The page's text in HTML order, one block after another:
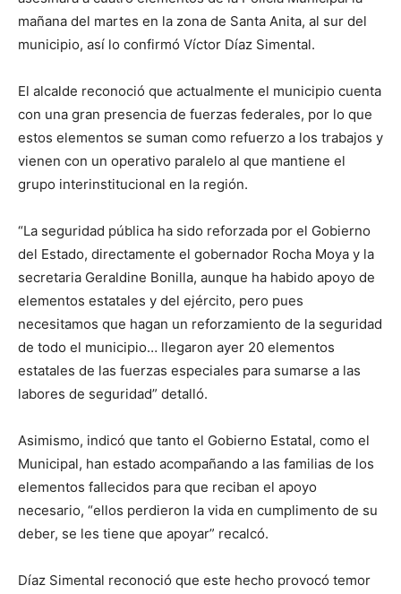
mañana del martes en la zona de Santa Anita, al sur del
municipio, así lo confirmó Víctor Díaz Simental.
El alcalde reconoció que actualmente el municipio cuenta
con una gran presencia de fuerzas federales, por lo que
estos elementos se suman como refuerzo a los trabajos y
vienen con un operativo paralelo al que mantiene el
grupo interinstitucional en la región.
“La seguridad pública ha sido reforzada por el Gobierno
del Estado, directamente el gobernador Rocha Moya y la
secretaria Geraldine Bonilla, aunque ha habido apoyo de
elementos estatales y del ejército, pero pues
necesitamos que hagan un reforzamiento de la seguridad
de todo el municipio… llegaron ayer 20 elementos
estatales de las fuerzas especiales para sumarse a las
labores de seguridad” detalló.
Asimismo, indicó que tanto el Gobierno Estatal, como el
Municipal, han estado acompañando a las familias de los
elementos fallecidos para que reciban el apoyo
necesario, “ellos perdieron la vida en cumplimento de su
deber, se les tiene que apoyar” recalcó.
Díaz Simental reconoció que este hecho provocó temor